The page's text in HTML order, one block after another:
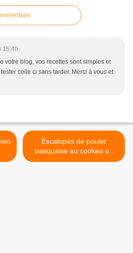
15:40
votre blog, vos recettes sont simples et
celle ci sans tarder. Merci à vous et
Escalopes de poulet
basquaise au cookeo ou
faitout >